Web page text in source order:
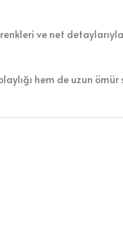
ve net
hem de uzun ömür